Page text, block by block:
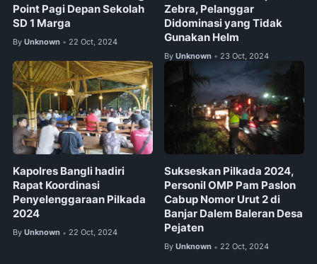
Point Pagi Depan Sekolah
SD 1 Marga
By Unknown • 22 Oct, 2024
Zebra, Pelanggar
Didominasi yang Tidak
Gunakan Helm
By Unknown • 23 Oct, 2024
Kapolres Bangli hadiri
Rapat Koordinasi
Penyelenggaraan Pilkada
2024
By Unknown • 22 Oct, 2024
Sukseskan Pilkada 2024,
Personil OMP Pam Paslon
Cabup Nomor Urut 2 di
Banjar Dalem Baleran Desa
Pejaten
By Unknown • 22 Oct, 2024